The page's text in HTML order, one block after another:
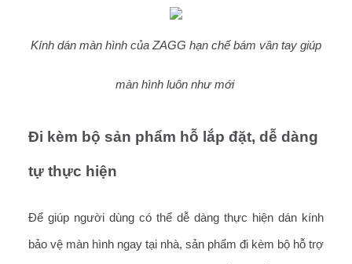
Kính dán màn hình của ZAGG hạn chế bám vân tay giúp
màn hình luôn như mới
Đi kèm bộ sản phẩm hỗ lắp đặt, dễ dàng
tự thực hiện
Để giúp người dùng có thể dễ dàng thực hiện dán kính
bảo vệ màn hình ngay tại nhà, sản phẩm đi kèm bộ hỗ trợ